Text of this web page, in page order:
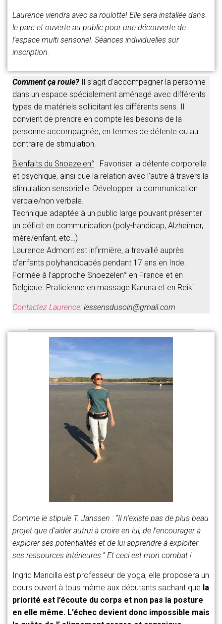
Laurence viendra avec sa roulotte! Elle sera installée dans
le parc et ouverte au public pour une découverte de
l’espace multi sensoriel. Séances individuelles sur
inscription.
Comment ça roule? Il s’agit d’accompagner la personne
dans un espace spécialement aménagé avec différents
types de matériels sollicitant les différents sens. Il
convient de prendre en compte les besoins de la
personne accompagnée, en termes de détente ou au
contraire de stimulation.
Bienfaits du Snoezelen° : Favoriser la détente corporelle
et psychique, ainsi que la relation avec l’autre à travers la
stimulation sensorielle. Développer la communication
verbale/non verbale.
Technique adaptée à un public large pouvant présenter
un déficit en communication (poly-handicap, Alzheimer,
mère/enfant, etc…)
Laurence Admont est infirmière, a travaillé auprès
d’enfants polyhandicapés pendant 17 ans en Inde.
Formée à l’approche Snoezelen° en France et en
Belgique. Praticienne en massage Karuna et en Reiki
Contactez Laurence: lessensdusoin@gmail.com
Comme le stipule T. Janssen : “Il n’existe pas de plus beau
projet que d’aider autrui à croire en lui, de l’encourager à
explorer ses potentialités et de lui apprendre à exploiter
ses ressources intérieures.”Et ceci est mon combat !
Ingrid Mancilla est professeur de yoga, elle proposera un
cours ouvert à tous même aux débutants sachant que la
priorité est l’écoute du corps et non pas la posture
en elle même. L’échec devient donc impossible mais